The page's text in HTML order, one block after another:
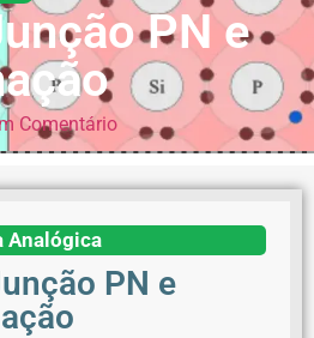
PN e
Comentário
Analógica
PN e